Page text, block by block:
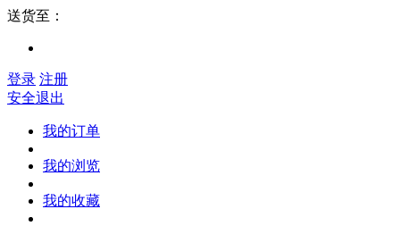
送货至：
登录 注册
安全退出
我的订单
我的浏览
我的收藏